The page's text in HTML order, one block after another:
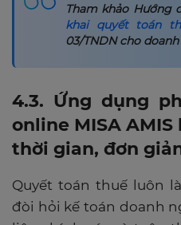
Tham khảo Hướng
khai quyết toán
03/TNDN cho
4.3. Ứng dụng
online MISA AMIS
thời gian, đơn
Quyết toán thuế luôn
đòi hỏi kế toán doanh